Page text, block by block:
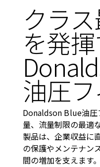
クラ
を発
油圧
Donaldson Blue油圧
量、流量制限の最適
製品は、企業収益に
の保護やメンテナン
間の増加を支えます。